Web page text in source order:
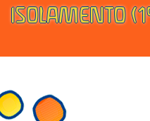
ISOLAMENTO